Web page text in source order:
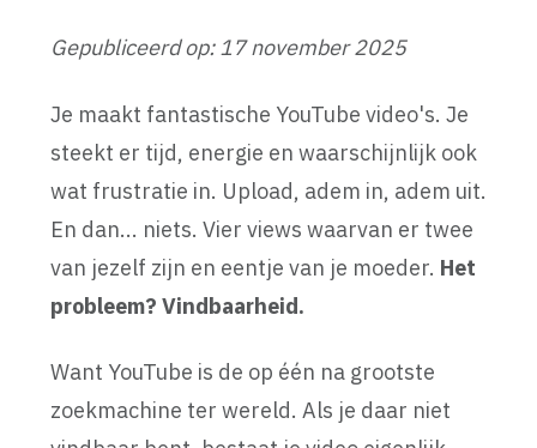
Gepubliceerd op: 17 november 2025
Je maakt fantastische YouTube video's. Je
steekt er tijd, energie en waarschijnlijk ook
wat frustratie in. Upload, adem in, adem uit.
En dan... niets. Vier views waarvan er twee
van jezelf zijn en eentje van je moeder. Het
probleem? Vindbaarheid.
Want YouTube is de op één na grootste
zoekmachine ter wereld. Als je daar niet